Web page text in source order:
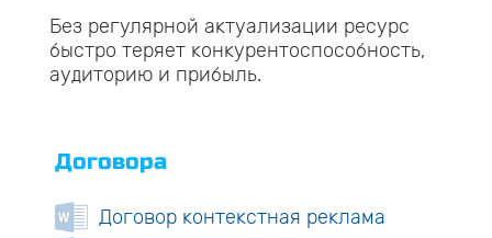
Без регулярной актуализации ресурс
быстро теряет конкурентоспособность,
аудиторию и прибыль.
Договора
Договор контекстная реклама